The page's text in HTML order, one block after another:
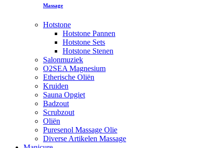
Massage
Hotstone
Hotstone Pannen
Hotstone Sets
Hotstone Stenen
Salonmuziek
O2SEA Magnesium
Etherische Oliën
Kruiden
Sauna Opgiet
Badzout
Scrubzout
Oliën
Puresenol Massage Olie
Diverse Artikelen Massage